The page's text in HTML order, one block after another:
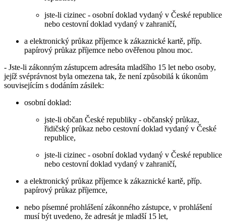
jste-li cizinec - osobní doklad vydaný v České republice
nebo cestovní doklad vydaný v zahraničí,
a elektronický průkaz příjemce k zákaznické kartě, příp.
papírový průkaz příjemce nebo ověřenou plnou moc.
- Jste-li zákonným zástupcem adresáta mladšího 15 let nebo osoby,
jejíž svéprávnost byla omezena tak, že není způsobilá k úkonům
souvisejícím s dodáním zásilek:
osobní doklad:
jste-li občan České republiky - občanský průkaz,
řidičský průkaz nebo cestovní doklad vydaný v České
republice,
jste-li cizinec - osobní doklad vydaný v České republice
nebo cestovní doklad vydaný v zahraničí,
a elektronický průkaz příjemce k zákaznické kartě, příp.
papírový průkaz příjemce,
nebo písemné prohlášení zákonného zástupce, v prohlášení
musí být uvedeno, že adresát je mladší 15 let,